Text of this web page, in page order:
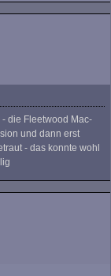
die Fleetwood Mac-
und dann erst
- das konnte wohl